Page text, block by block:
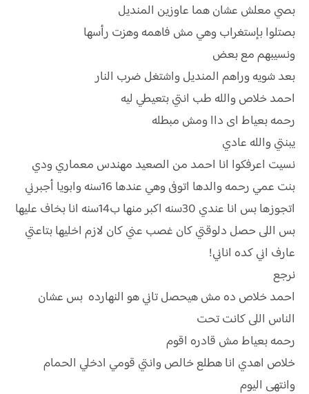
بصي معلش عشان هما عاوزين المنديل
بصتلوا بإستغراب وهي مش فاهمه وهزت رأسها
ونسيبهم مع بعض
بعد شويه وراهم المنديل واشتغل ضرب النار
احمد خلاص والله طب انتي بتعيطي ليه
رحمه بعياط اى داا ومش مبطله
يبنتي والله عادي
نسيت اعرفكوا انا احمد من الصعيد مهندس معماري ودي
بنت عمي رحمه والدها اتوفى وهي عندها 16سنه وابويا أجبرني
اتجوزها بس انا عندي 30سنه اكبر منها ب14سنه انا بخاف عليها
بس اللى حصل دلوقتي كان غصب عني كان لازم اخليها بتاعتي
عارف اني كده اناني!
نرجع
احمد خلاص ده مش هيحصل تاني هو النهارده بس عشان
الناس اللى كانت تحت
رحمه بعياط مش قادره اقوم
خلاص اهدي انا هطلع خالص وانتي قومي ادخلي الحمام
وانتهى اليوم